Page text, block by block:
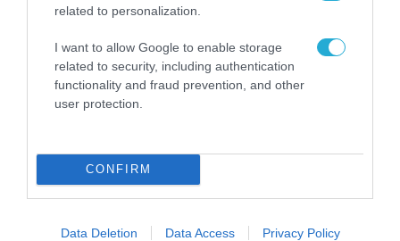
related to personalization.
I want to allow Google to enable storage
related to security, including authentication
functionality and fraud prevention, and other
user protection.
CONFIRM
Data Deletion Data Access Privacy Policy
ΤΗΛΕΠΙΚΟΙΝΩΝΙΕΣ
Η COSMOTE TELEKOM στους “Europe’s
Climate Leaders” των Financial Times για